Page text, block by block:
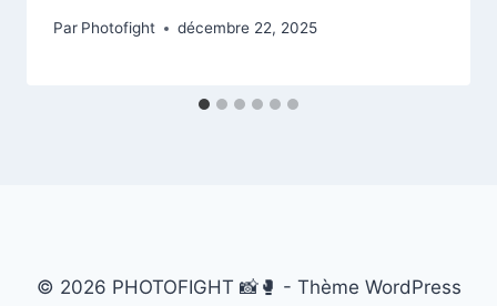
Par Photofight décembre 22, 2025
© 2026 PHOTOFIGHT 📸🥊 - Thème WordPress